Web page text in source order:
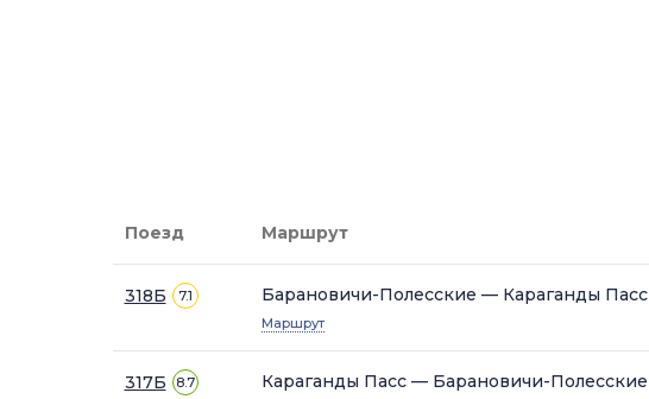
Поезд Маршрут
318Б 7.1 Барановичи-Полесские — Караганды Пасс
Маршрут
317Б 8.7 Караганды Пасс — Барановичи-Полесские